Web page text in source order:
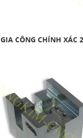
GIA CÔNG CHÍNH XÁC